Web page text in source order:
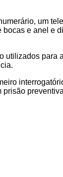
um
bocas e anel e
utilizados para
prisão